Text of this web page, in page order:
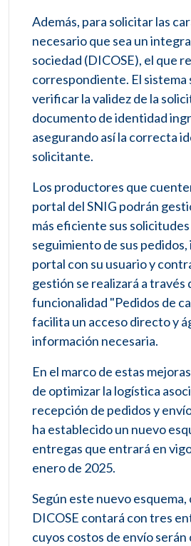
Además, para solicitar las
necesario que sea un
sociedad (DICOSE), el que
correspondiente. El sistema
verificar la validez de la
documento de identidad
asegurando así la correcta
solicitante.
Los productores que
portal del SNIG podrán
más eficiente sus
seguimiento de sus
portal con su usuario y
gestión se realizará a través
funcionalidad "Pedidos de
facilita un acceso directo y
información necesaria.
En el marco de estas
de optimizar la logística
recepción de pedidos y
ha establecido un nuevo
entregas que entrará en
enero de 2025.
Según este nuevo esquema,
DICOSE contará con tres
cuyos costos de envío